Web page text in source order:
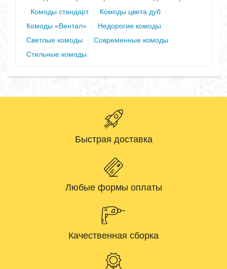
Комоды стандарт Комоды цвета дуб
Комоды «Вентал»
Недорогие комоды
Светлые комоды
Современные комоды
Стильные комоды
Быстрая доставка
Любые формы оплаты
Качественная сборка